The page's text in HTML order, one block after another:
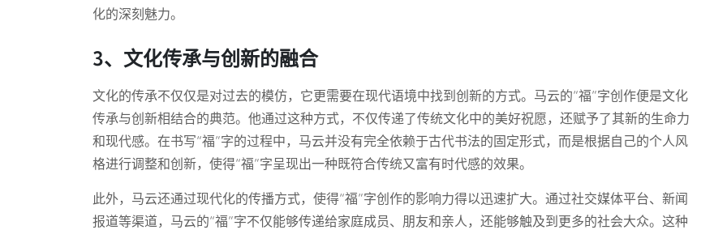
化的深刻魅力。
3、文化传承与创新的融合
文化的传承不仅仅是对过去的模仿，它更需要在现代语境中找到创新的方式。马云的“福”字创作便是文化
传承与创新相结合的典范。他通过这种方式，不仅传递了传统文化中的美好祝愿，还赋予了其新的生命力
和现代感。在书写“福”字的过程中，马云并没有完全依赖于古代书法的固定形式，而是根据自己的个人风
格进行调整和创新，使得“福”字呈现出一种既符合传统又富有时代感的效果。
此外，马云还通过现代化的传播方式，使得“福”字创作的影响力得以迅速扩大。通过社交媒体平台、新闻
报道等渠道，马云的“福”字不仅能够传递给家庭成员、朋友和亲人，还能够触及到更多的社会大众。这种